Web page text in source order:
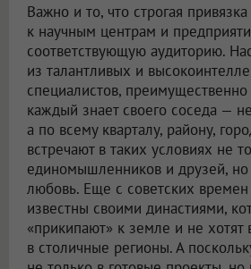
Важно и то, что строгая
к научным центрам и
соответствующую аудиторию.
из талантливых и
специалистов,
каждый знает своего соседа —
а по всему кварталу, району,
встречают в таких условиях не
единомышленников и друзей,
любовь. Еще с советских времен
известны своими династиями,
«прикипают» к земле и не хотят
в столичные регионы. А